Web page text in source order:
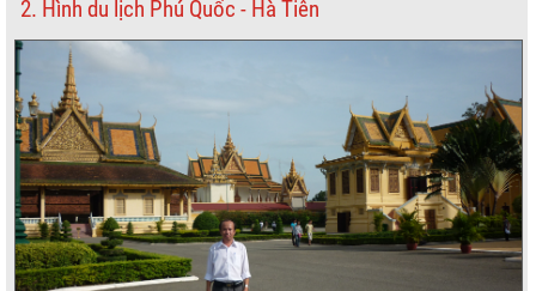
2. Hình du lịch Phú Quốc - Hà Tiên